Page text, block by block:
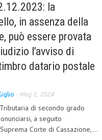
la
in assenza della
può essere provata
l’avviso di
datario postale
- Mag 2, 2024
di secondo grado
a seguito
Corte di Cassazione,...